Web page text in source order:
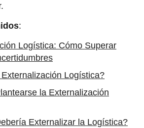
:
Logística: Cómo Superar
Logística?
la Externalización
Externalizar la Logística?